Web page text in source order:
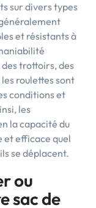
sur divers types
et résistants à
trottoirs, des
roulettes sont
conditions et
les
la capacité du
et efficace quel
se déplacent.
ou
sac de